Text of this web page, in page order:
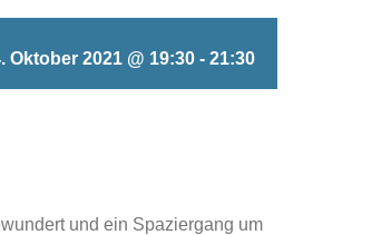
Oktober 2021 @ 19:30 - 21:30
und ein Spaziergang um